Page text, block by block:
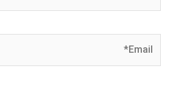
Email*